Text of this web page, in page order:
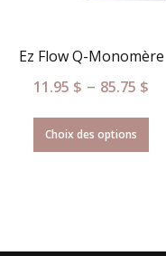
Ez Flow Q-Monomère
11.95 $ – 85.75 $
Choix des options